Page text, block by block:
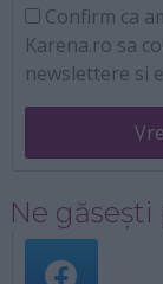
Confirm ca
Karena.ro sa
newslettere si
Ne găsești